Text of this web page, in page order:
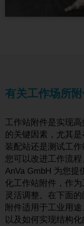
有关工作场所
工作站附件是实现
的关键因素，尤其是
装配站还是测试工
您可以改进工作流程
AnVa GmbH 为您提
化工作站附件，作
灵活调整。在下面
附件适用于工业用
以及如何实现结构化